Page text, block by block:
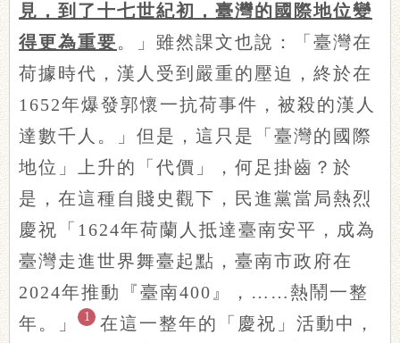
見，到了十七世紀初，臺灣的國際地位變
得更為重要。」雖然課文也說：「臺灣在
荷據時代，漢人受到嚴重的壓迫，終於在
1652年爆發郭懷一抗荷事件，被殺的漢人
達數千人。」但是，這只是「臺灣的國際
地位」上升的「代價」，何足掛齒？於
是，在這種自賤史觀下，民進黨當局熱烈
慶祝「1624年荷蘭人抵達臺南安平，成為
臺灣走進世界舞臺起點，臺南市政府在
2024年推動『臺南400』，……熱鬧一整
年。」
1
在這一整年的「慶祝」活動中，